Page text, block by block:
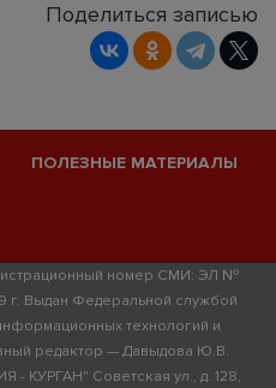
Поделиться записью
ПОЛЕЗНЫЕ МАТЕРИАЛЫ
номер СМИ: ЭЛ №
г. Выдан Федеральной службой
технологий и
редактор — Давыдова Ю.В.
КУРГАН" Советская ул., д. 128,